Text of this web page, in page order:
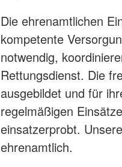
Die ehrenamtlichen
kompetente
notwendig,
Rettungsdienst. Die
ausgebildet und für
regelmäßigen
einsatzerprobt.
ehrenamtlich.